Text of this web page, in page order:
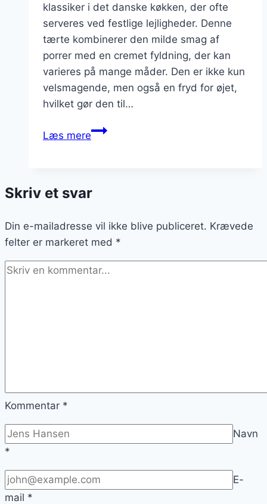
klassiker i det danske køkken, der ofte
serveres ved festlige lejligheder. Denne
tærte kombinerer den milde smag af
porrer med en cremet fyldning, der kan
varieres på mange måder. Den er ikke kun
velsmagende, men også en fryd for øjet,
hvilket gør den til…
Læs merePorretærte
smør
fest
Skriv et svar
Din e-mailadresse vil ikke blive publiceret. Krævede
felter er markeret med *
Kommentar *
Navn
*
E-
mail *